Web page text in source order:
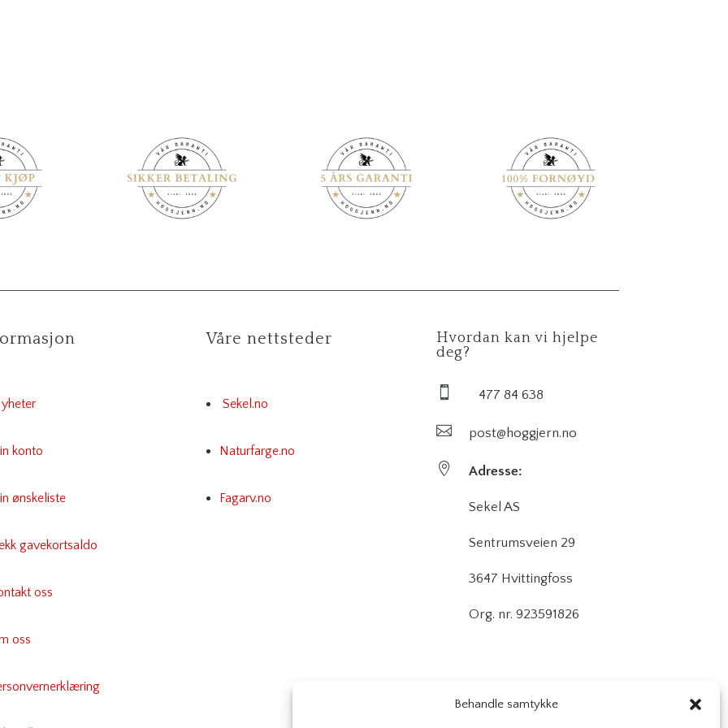
Behandle samtykke
konto
ønskeliste
gavekortsaldo
oss
oss
Våre nettsteder
Sekel.no
Naturfarge.no
Fagarv.no
Hvordan kan vi hjelpe
deg?
 477 84 638
 post@hoggjern.no
 Adresse:
Sekel AS
Sentrumsveien 29
3647 Hvittingfoss
Org. nr. 923591826